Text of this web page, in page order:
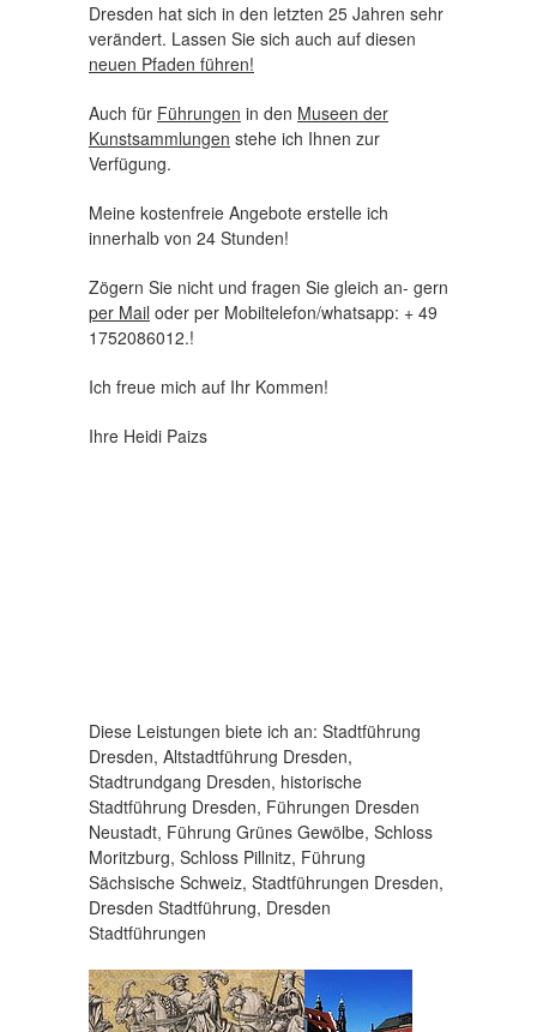
Dresden hat sich in den letzten 25 Jahren sehr
verändert. Lassen Sie sich auch auf diesen
neuen Pfaden führen!
Auch für Führungen in den Museen der
Kunstsammlungen stehe ich Ihnen zur
Verfügung.
Meine kostenfreie Angebote erstelle ich
innerhalb von 24 Stunden!
Zögern Sie nicht und fragen Sie gleich an- gern
per Mail oder per Mobiltelefon/whatsapp: + 49
1752086012.!
Ich freue mich auf Ihr Kommen!
Ihre Heidi Paizs
Diese Leistungen biete ich an: Stadtführung
Dresden, Altstadtführung Dresden,
Stadtrundgang Dresden, historische
Stadtführung Dresden, Führungen Dresden
Neustadt, Führung Grünes Gewölbe, Schloss
Moritzburg, Schloss Pillnitz, Führung
Sächsische Schweiz, Stadtführungen Dresden,
Dresden Stadtführung, Dresden
Stadtführungen